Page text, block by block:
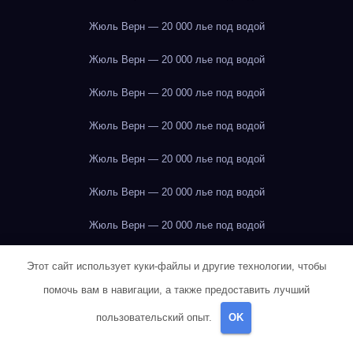
Жюль Верн — 20 000 лье под водой
Жюль Верн — 20 000 лье под водой
Жюль Верн — 20 000 лье под водой
Жюль Верн — 20 000 лье под водой
Жюль Верн — 20 000 лье под водой
Жюль Верн — 20 000 лье под водой
Жюль Верн — 20 000 лье под водой
Жюль Верн — 20 000 лье под водой
Жюль Верн — 20 000 лье под водой
Этот сайт использует куки-файлы и другие технологии, чтобы
помочь вам в навигации, а также предоставить лучший
пользовательский опыт. OK